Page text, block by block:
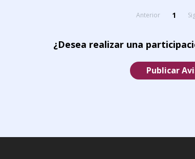
Anterior 1
¿Desea realizar una
Publicar